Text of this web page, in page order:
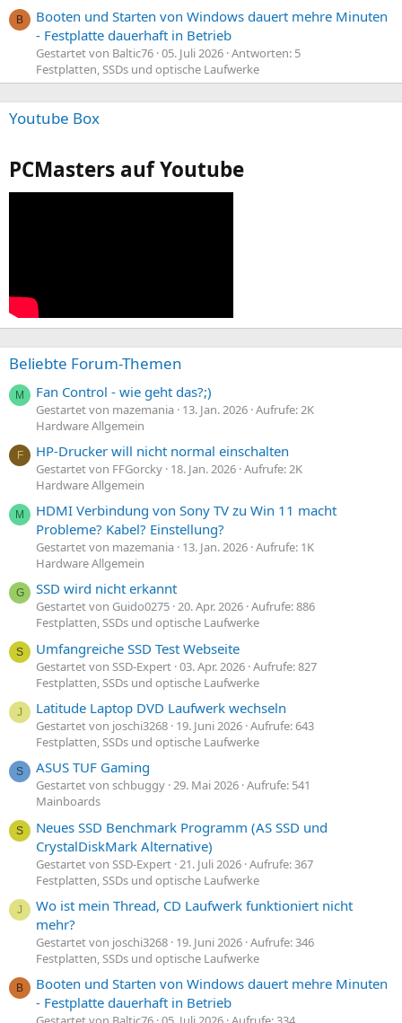
B
Booten und Starten von Windows dauert mehre Minuten
- Festplatte dauerhaft in Betrieb
Gestartet von Baltic76 05. Juli 2026 Antworten: 5
Festplatten, SSDs und optische Laufwerke
Youtube Box
PCMasters auf Youtube
Beliebte Forum-Themen
M Fan Control - wie geht das?;)
Gestartet von mazemania 13. Jan. 2026 Aufrufe: 2K
Hardware Allgemein
F HP-Drucker will nicht normal einschalten
Gestartet von FFGorcky 18. Jan. 2026 Aufrufe: 2K
Hardware Allgemein
M
HDMI Verbindung von Sony TV zu Win 11 macht
Probleme? Kabel? Einstellung?
Gestartet von mazemania 13. Jan. 2026 Aufrufe: 1K
Hardware Allgemein
G SSD wird nicht erkannt
Gestartet von Guido0275 20. Apr. 2026 Aufrufe: 886
Festplatten, SSDs und optische Laufwerke
S Umfangreiche SSD Test Webseite
Gestartet von SSD-Expert 03. Apr. 2026 Aufrufe: 827
Festplatten, SSDs und optische Laufwerke
J Latitude Laptop DVD Laufwerk wechseln
Gestartet von joschi3268 19. Juni 2026 Aufrufe: 643
Festplatten, SSDs und optische Laufwerke
S ASUS TUF Gaming
Gestartet von schbuggy 29. Mai 2026 Aufrufe: 541
Mainboards
S
Neues SSD Benchmark Programm (AS SSD und
CrystalDiskMark Alternative)
Gestartet von SSD-Expert 21. Juli 2026 Aufrufe: 367
Festplatten, SSDs und optische Laufwerke
J
Wo ist mein Thread, CD Laufwerk funktioniert nicht
mehr?
Gestartet von joschi3268 19. Juni 2026 Aufrufe: 346
Festplatten, SSDs und optische Laufwerke
B
Booten und Starten von Windows dauert mehre Minuten
- Festplatte dauerhaft in Betrieb